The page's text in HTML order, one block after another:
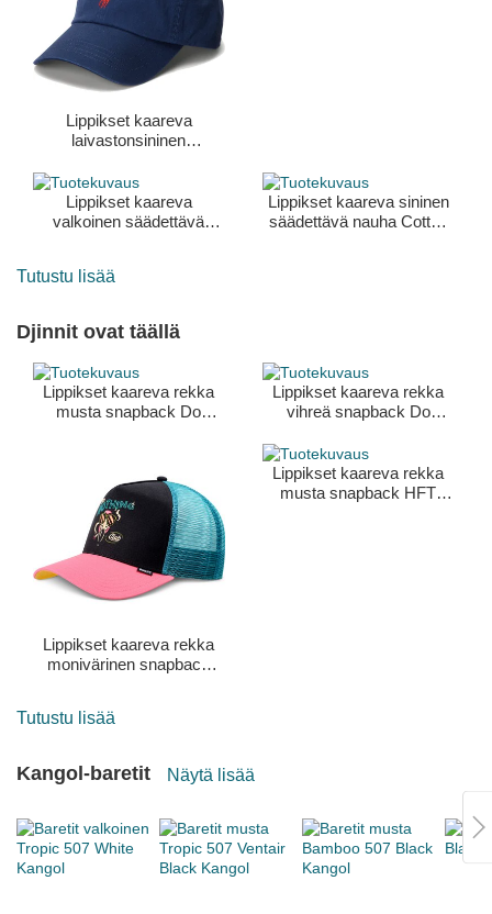
Lippikset kaareva
laivastonsininen
Chino Classic Sport Polo
Ralph Lauren
Lippikset kaareva
valkoinen säädettävä
Lauren
Lippikset kaareva sininen
säädettävä nauha Cotton
Tutustu lisää
Djinnit ovat täällä
Lippikset kaareva rekka
musta snapback Do
Lippikset kaareva rekka
vihreä snapback Do
30th Djinns
Lippikset kaareva rekka
monivärinen snapback
Lippikset kaareva rekka
musta snapback HFT
Tutustu lisää
Kangol-baretit Näytä lisää